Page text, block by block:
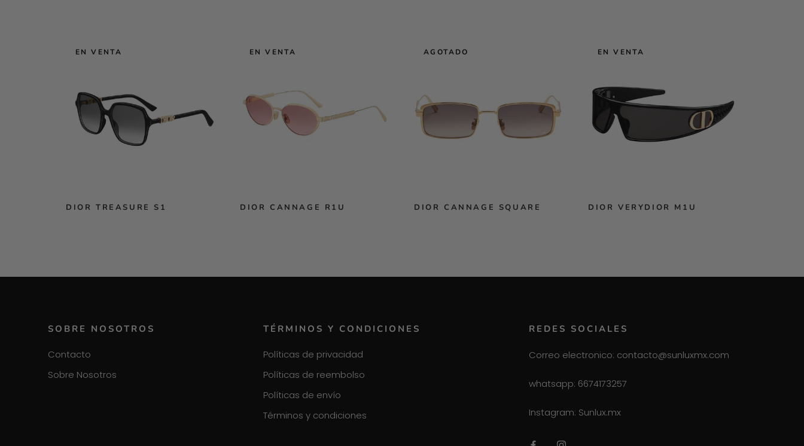
EN VENTA
DIOR TREASURE S1
EN VENTA
DIOR CANNAGE R1U
AGOTADO
DIOR CANNAGE SQUARE
EN VENTA
DIOR VERYDIOR M1U
SOBRE NOSOTROS
Contacto
Sobre Nosotros
TÉRMINOS Y CONDICIONES
Políticas de privacidad
Políticas de reembolso
Políticas de envío
Términos y condiciones
REDES SOCIALES
Correo electronico: contacto@sunluxmx.com
whatsapp: 6674173257
Instagram: Sunlux.mx